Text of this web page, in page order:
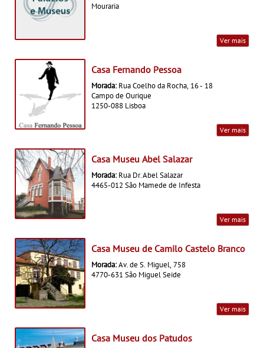
Mouraria
Ver mais
Casa Fernando Pessoa
Morada: Rua Coelho da Rocha, 16 - 18
Campo de Ourique
1250-088 Lisboa
Ver mais
Casa Museu Abel Salazar
Morada: Rua Dr. Abel Salazar
4465-012 São Mamede de Infesta
Ver mais
Casa Museu de Camilo Castelo Branco
Morada:Av. de S. Miguel, 758
4770-631 São Miguel Seide
Ver mais
Casa Museu dos Patudos